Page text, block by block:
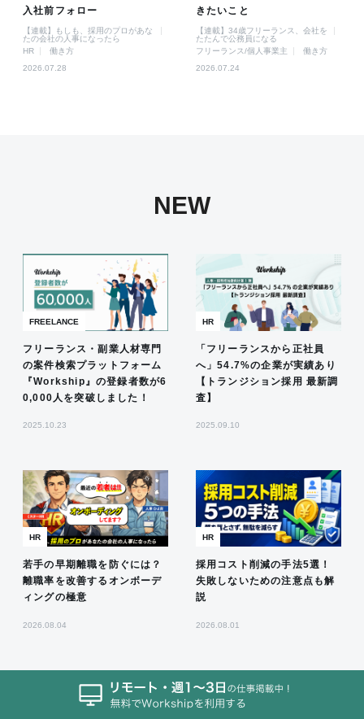
入社前フォロー
【連載】もしも、採用のプロがあな
たの会社の人事になったら
HR
働き方
2026.07.28
きたいこと
【連載】34歳フリーランス、会社を
たたんで公務員になる
フリーランス/個人事業主
働き方
2026.07.24
NEW
FREELANCE
フリーランス・副業人材専門
の案件検索プラットフォーム
『Workship』の登録者数が6
0,000人を突破しました！
2025.10.23
HR
「フリーランスから正社員
へ」54.7%の企業が実績あり
【トランジション採用 最新調
査】
2025.09.10
HR
若手の早期離職を防ぐには？
離職率を改善するオンボーデ
ィングの極意
2026.08.04
HR
採用コスト削減の手法5選！
失敗しないための注意点も解
説
2026.08.01